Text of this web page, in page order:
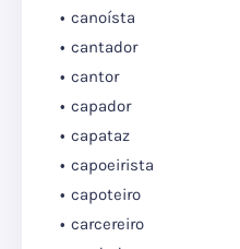
canoísta
cantador
cantor
capador
capataz
capoeirista
capoteiro
carcereiro